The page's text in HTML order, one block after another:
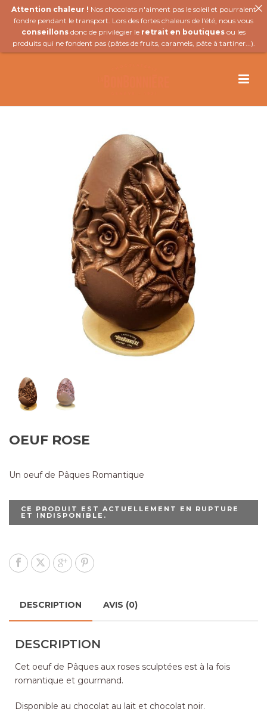
OEUF ROSE
Un oeuf de Pâques Romantique
CE PRODUIT EST ACTUELLEMENT EN RUPTURE
ET INDISPONIBLE.
DESCRIPTION AVIS (0)
DESCRIPTION
Cet oeuf de Pâques aux roses sculptées est à la fois
romantique et gourmand.
Disponible au chocolat au lait et chocolat noir.
Attention chaleur ! Nos chocolats n'aiment pas le soleil et pourraient
fondre pendant le transport. Lors des fortes chaleurs de l'été, nous vous
conseillons donc de privilégier le retrait en boutiques ou les
produits qui ne fondent pas (pâtes de fruits, caramels, pâte à tartiner...).